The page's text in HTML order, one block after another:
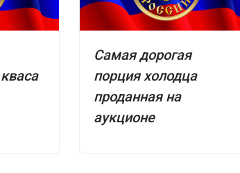
Самая дорогая
порция холодца
проданная на
аукционе